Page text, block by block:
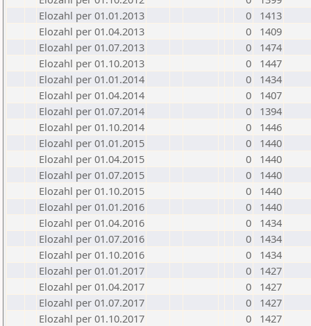
Elozahl per 01.01.2013
0
1413
Elozahl per 01.04.2013
0
1409
Elozahl per 01.07.2013
0
1474
Elozahl per 01.10.2013
0
1447
Elozahl per 01.01.2014
0
1434
Elozahl per 01.04.2014
0
1407
Elozahl per 01.07.2014
0
1394
Elozahl per 01.10.2014
0
1446
Elozahl per 01.01.2015
0
1440
Elozahl per 01.04.2015
0
1440
Elozahl per 01.07.2015
0
1440
Elozahl per 01.10.2015
0
1440
Elozahl per 01.01.2016
0
1440
Elozahl per 01.04.2016
0
1434
Elozahl per 01.07.2016
0
1434
Elozahl per 01.10.2016
0
1434
Elozahl per 01.01.2017
0
1427
Elozahl per 01.04.2017
0
1427
Elozahl per 01.07.2017
0
1427
Elozahl per 01.10.2017
0
1427